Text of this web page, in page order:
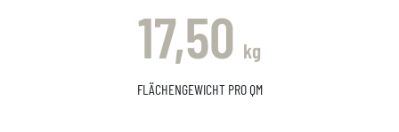
17,50 kg
FLÄCHENGEWICHT PRO QM